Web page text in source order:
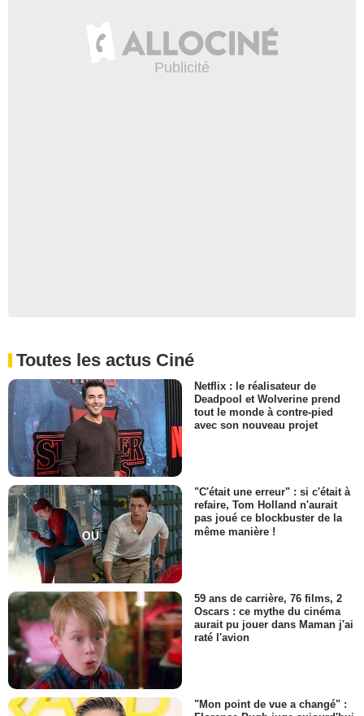
Toutes les actus Ciné
Netflix : le réalisateur de
Deadpool et Wolverine prend
tout le monde à contre-pied
avec son nouveau projet
"C'était une erreur" : si c'était à
refaire, Tom Holland n'aurait
pas joué ce blockbuster de la
même manière !
59 ans de carrière, 76 films, 2
Oscars : ce mythe du cinéma
aurait pu jouer dans Maman j'ai
raté l'avion
"Mon point de vue a changé" :